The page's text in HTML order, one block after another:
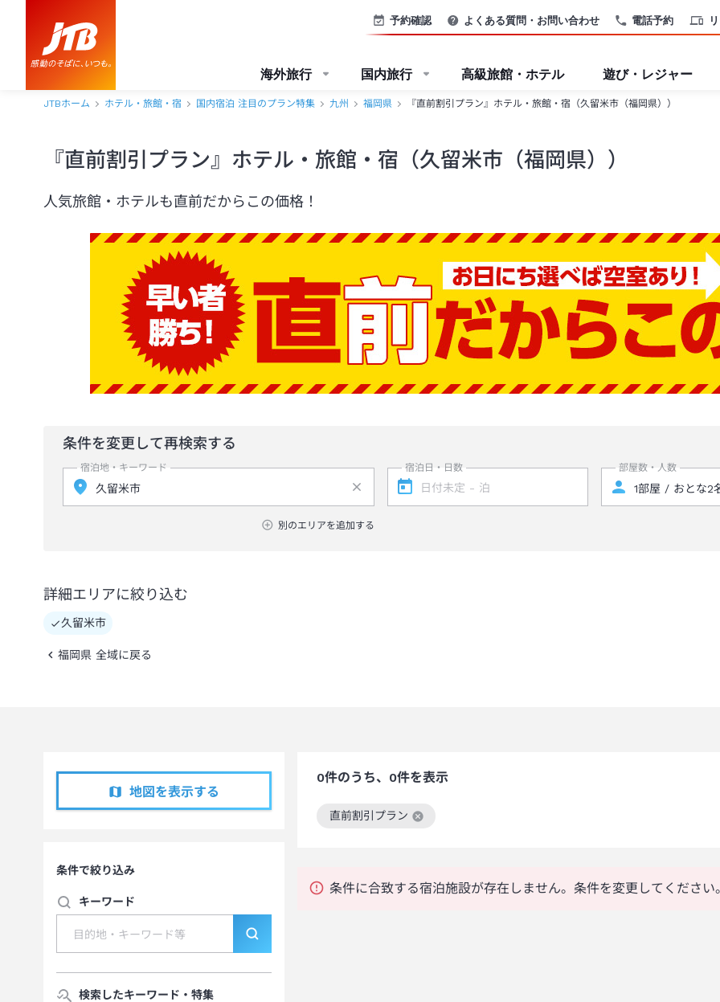
電話予約
予約確認 よくある質問・お問い合わせ
海外旅行 国内旅行 高級旅館・ホテル 遊び・レジャー
JTBホーム ホテル・旅館・宿 国内宿泊 注目のプラン特集 九州 福岡県 『直前割引プラン』ホテル・旅館・宿（久留米市（福岡県））
『直前割引プラン』ホテル・旅館・宿（久留米市（福岡県））
人気旅館・ホテルも直前だからこの価格！
条件を変更して再検索する
宿泊地・キーワード
別のエリアを追加する
宿泊日・日数 部屋数・人数
詳細エリアに絞り込む
久留米市
福岡県 全域に戻る
地図を表示する
条件で絞り込み
キーワード
検索したキーワード・特集
0件のうち、0件を表示
直前割引プラン
この絞り込み条件を解除
条件に合致する宿泊施設が存在しません。条件を変更してください